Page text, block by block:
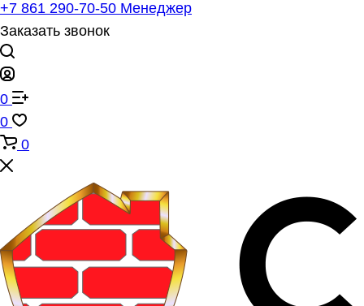
+7 861 290-70-50 Менеджер
Заказать звонок
0
0
0